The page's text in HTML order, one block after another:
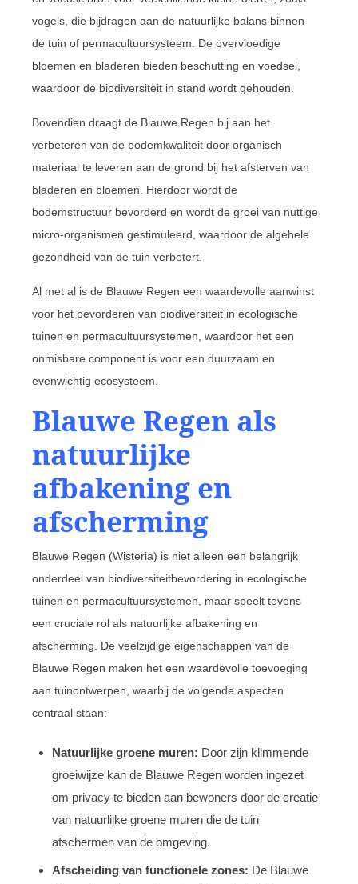
vogels, die bijdragen aan de natuurlijke balans binnen
de tuin of permacultuursysteem. De overvloedige
bloemen en bladeren bieden beschutting en voedsel,
waardoor de biodiversiteit in stand wordt gehouden.
Bovendien draagt de Blauwe Regen bij aan het
verbeteren van de bodemkwaliteit door organisch
materiaal te leveren aan de grond bij het afsterven van
bladeren en bloemen. Hierdoor wordt de
bodemstructuur bevorderd en wordt de groei van nuttige
micro-organismen gestimuleerd, waardoor de algehele
gezondheid van de tuin verbetert.
Al met al is de Blauwe Regen een waardevolle aanwinst
voor het bevorderen van biodiversiteit in ecologische
tuinen en permacultuursystemen, waardoor het een
onmisbare component is voor een duurzaam en
evenwichtig ecosysteem.
Blauwe Regen als
natuurlijke
afbakening en
afscherming
Blauwe Regen (Wisteria) is niet alleen een belangrijk
onderdeel van biodiversiteitbevordering in ecologische
tuinen en permacultuursystemen, maar speelt tevens
een cruciale rol als natuurlijke afbakening en
afscherming. De veelzijdige eigenschappen van de
Blauwe Regen maken het een waardevolle toevoeging
aan tuinontwerpen, waarbij de volgende aspecten
centraal staan:
Natuurlijke groene muren: Door zijn klimmende
groeiwijze kan de Blauwe Regen worden ingezet
om privacy te bieden aan bewoners door de creatie
van natuurlijke groene muren die de tuin
afschermen van de omgeving.
Afscheiding van functionele zones: De Blauwe